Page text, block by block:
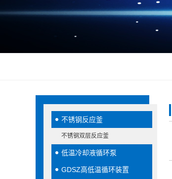
不锈钢反应釜
不锈钢双层反应釜
低温冷却液循环泵
GDSZ高低温循环装置